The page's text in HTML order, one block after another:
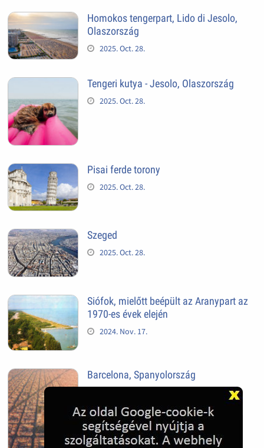
Homokos tengerpart, Lido di Jesolo,
Olaszország
2025. Oct. 28.
Tengeri kutya - Jesolo, Olaszország
2025. Oct. 28.
Pisai ferde torony
2025. Oct. 28.
Szeged
2025. Oct. 28.
Siófok, mielőtt beépült az Aranypart az
1970-es évek elején
2024. Nov. 17.
Barcelona, Spanyolország